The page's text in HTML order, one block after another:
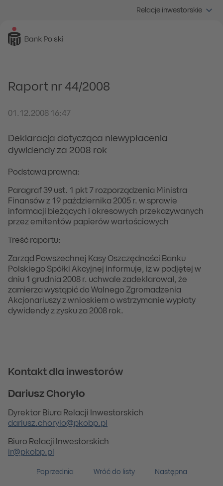
Relacje inwestorskie
Raport nr 44/2008
01.12.2008 16:47
Deklaracja dotycząca niewypłacenia
dywidendy za 2008 rok
Podstawa prawna:
Paragraf 39 ust. 1 pkt 7 rozporządzenia Ministra
Finansów z 19 października 2005 r. w sprawie
informacji bieżących i okresowych przekazywanych
przez emitentów papierów wartościowych
Treść raportu:
Zarząd Powszechnej Kasy Oszczędności Banku
Polskiego Spółki Akcyjnej informuje, iż w podjętej w
dniu 1 grudnia 2008 r. uchwale zadeklarował, że
zamierza wystąpić do Walnego Zgromadzenia
Akcjonariuszy z wnioskiem o wstrzymanie wypłaty
dywidendy z zysku za 2008 rok.
Kontakt dla inwestorów
Dariusz Choryło
Dyrektor Biura Relacji Inwestorskich
dariusz.chorylo@pkobp.pl
Biuro Relacji Inwestorskich
ir@pkobp.pl
Poprzednia Wróć do listy Następna